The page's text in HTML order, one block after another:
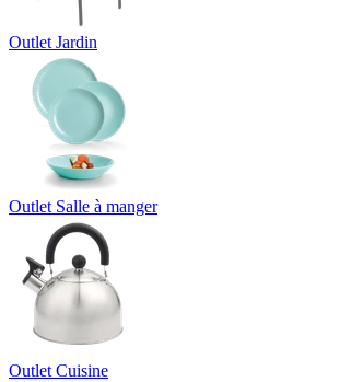
Outlet Jardin
Outlet Salle à manger
Outlet Cuisine